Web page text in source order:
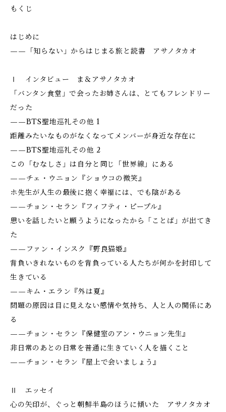
もくじ
はじめに
——「知らない」からはじまる旅と読書 アサノタカオ
Ⅰ インタビュー ま＆アサノタカオ
「バンタン食堂」で会ったお姉さんは、とてもフレンドリー
だった
——BTS聖地巡礼その他 1
距離みたいなものがなくなってメンバーが身近な存在に
——BTS聖地巡礼その他 2
この「むなしさ」は自分と同じ「世界線」にある
——チェ・ウニョン『ショウコの微笑』
ホ先生が人生の最後に抱く幸福には、でも陰がある
——チョン・セラン『フィフティ・ピープル』
思いを話したいと願うようになったから「ことば」が出てき
た
——ファン・インスク『野良猫姫』
背負いきれないものを背負っている人たちが何かを封印して
生きている
——キム・エラン『外は夏』
問題の原因は目に見えない感情や気持ち、人と人の関係にあ
る
——チョン・セラン『保健室のアン・ウニョン先生』
非日常のあとの日常を普通に生きていく人を描くこと
——チョン・セラン『屋上で会いましょう』
Ⅱ エッセイ
心の矢印が、ぐっと朝鮮半島のほうに傾いた アサノタカオ